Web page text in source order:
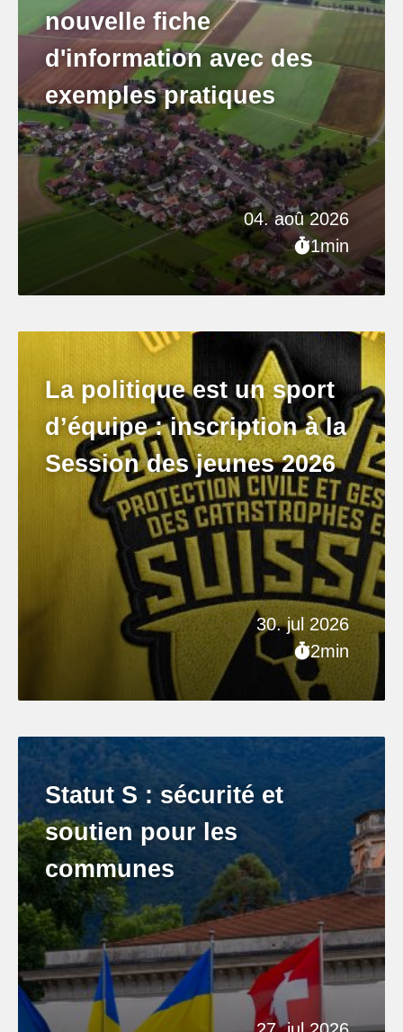
04. aoû 2026
1min
nouvelle fiche
d'information avec des
exemples pratiques
30. jul 2026
2min
La politique est un sport
d’équipe : inscription à la
Session des jeunes 2026
Statut S : sécurité et
soutien pour les
communes